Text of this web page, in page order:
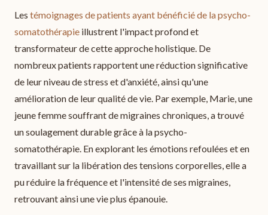
Les témoignages de patients ayant bénéficié de la psycho-
somatothérapie illustrent l'impact profond et
transformateur de cette approche holistique. De
nombreux patients rapportent une réduction significative
de leur niveau de stress et d'anxiété, ainsi qu'une
amélioration de leur qualité de vie. Par exemple, Marie, une
jeune femme souffrant de migraines chroniques, a trouvé
un soulagement durable grâce à la psycho-
somatothérapie. En explorant les émotions refoulées et en
travaillant sur la libération des tensions corporelles, elle a
pu réduire la fréquence et l'intensité de ses migraines,
retrouvant ainsi une vie plus épanouie.